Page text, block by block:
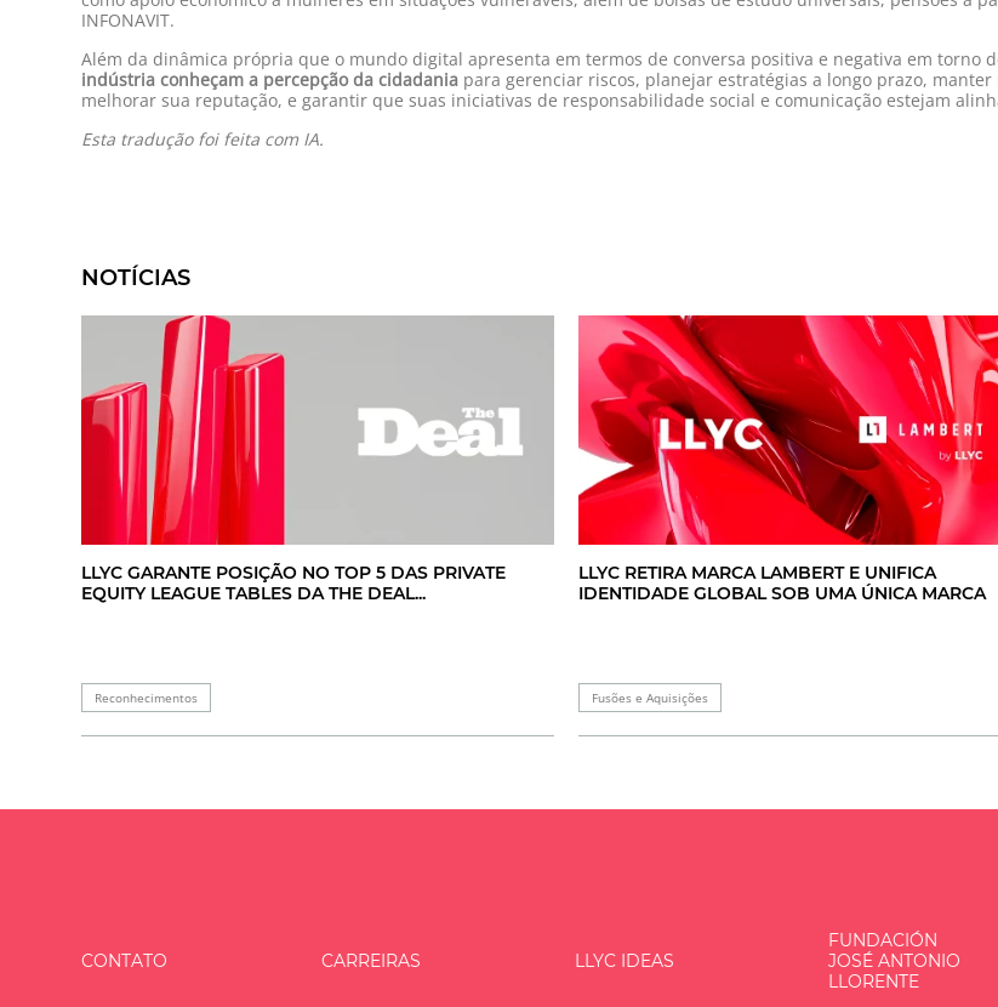
INFONAVIT.
Além da dinâmica própria que o mundo digital apresenta em termos de conversa positiva e negativa em torno
indústria conheçam a percepção da cidadania para gerenciar riscos, planejar estratégias a longo prazo,
melhorar sua reputação, e garantir que suas iniciativas de responsabilidade social e comunicação estejam
Esta tradução foi feita com IA.
NOTÍCIAS
LLYC GARANTE POSIÇÃO NO TOP 5 DAS PRIVATE
EQUITY LEAGUE TABLES DA THE DEAL...
Reconhecimentos
LLYC RETIRA MARCA LAMBERT E UNIFICA
IDENTIDADE GLOBAL SOB UMA ÚNICA MARCA
Fusões e Aquisições
CONTATO CARREIRAS LLYC IDEAS
FUNDACIÓN
JOSÉ ANTONIO
LLORENTE